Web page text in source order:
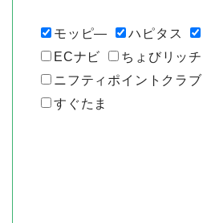
モッピ― ハピタス
ECナビ
ちょびリッチ
ニフティポイントクラブ
すぐたま